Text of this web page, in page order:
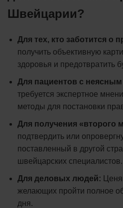
Швейцарии?
Для тех, кто заботится о
получить объективную
здоровья и предотвратить
Для пациентов с
требуется экспертное
методы для постановки
Для получения «второго
подтвердить или
поставленный в другой
швейцарских специалистов.
Для деловых людей:
желающих пройти полное
дня.